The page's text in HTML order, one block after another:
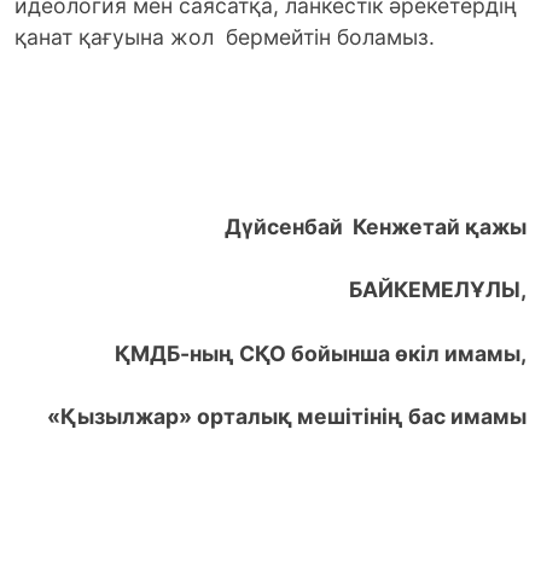
идеология мен саясатқа, ланкестік әрекетердің
қанат қағуына жол бермейтін боламыз.
Дүйсенбай Кенжетай қажы
БАЙКЕМЕЛҰЛЫ,
ҚМДБ-ның СҚО бойынша өкіл имамы,
«Қызылжар» орталық мешітінің бас имамы